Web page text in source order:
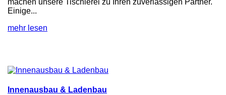
machen unsere Tischlerei zu Ihren zuverlässigen Partner.
Einige...
mehr lesen
Innenausbau & Ladenbau